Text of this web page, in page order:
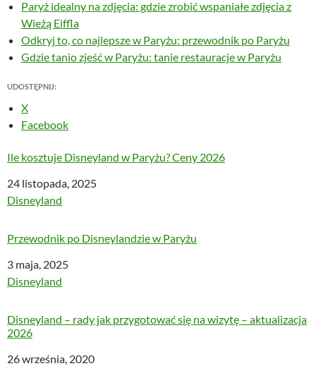
Paryż idealny na zdjęcia: gdzie zrobić wspaniałe zdjęcia z
Wieżą Eiffla
Odkryj to, co najlepsze w Paryżu: przewodnik po Paryżu
Gdzie tanio zjeść w Paryżu: tanie restauracje w Paryżu
UDOSTĘPNIJ:
X
Facebook
Ile kosztuje Disneyland w Paryżu? Ceny 2026
Data
24 listopada, 2025
W odniesieniu do
Disneyland
Przewodnik po Disneylandzie w Paryżu
Data
3 maja, 2025
W odniesieniu do
Disneyland
Disneyland – rady jak przygotować się na wizytę – aktualizacja
2026
Data
26 września, 2020